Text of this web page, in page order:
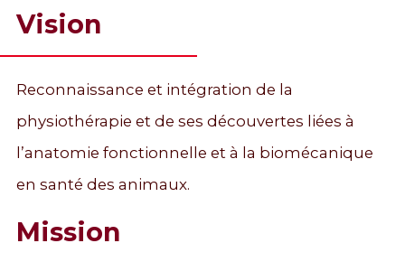
Vision
Reconnaissance et intégration de la
physiothérapie et de ses découvertes liées à
l’anatomie fonctionnelle et à la biomécanique
en santé des animaux.
Mission